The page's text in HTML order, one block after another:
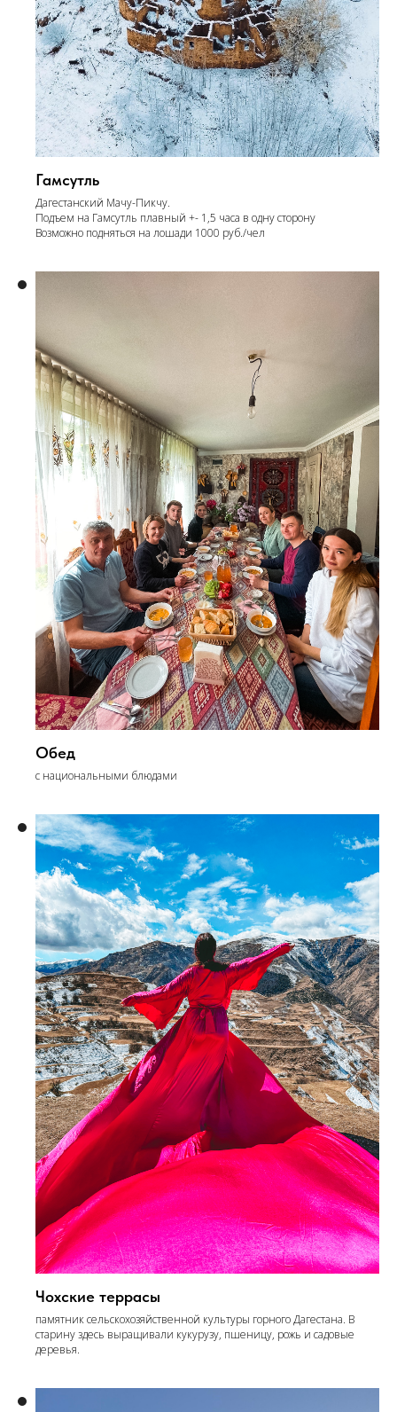
Гамсутль
Дагестанский Мачу-Пикчу.
Подъем на Гамсутль плавный +- 1,5 часа в одну сторону
Возможно подняться на лошади 1000 руб./чел
Обед
с национальными блюдами
Чохские террасы
памятник сельскохозяйственной культуры горного Дагестана. В
старину здесь выращивали кукурузу, пшеницу, рожь и садовые
деревья.